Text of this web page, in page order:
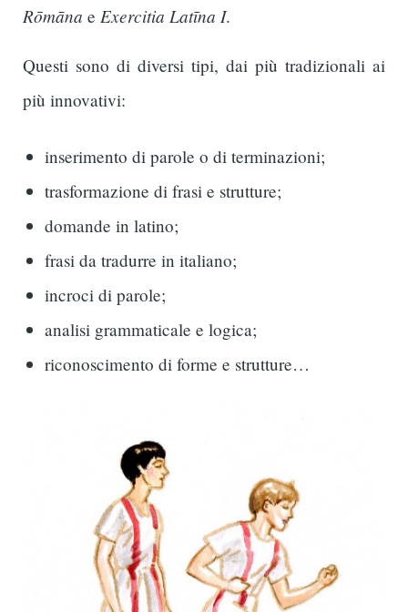
Rōmāna e Exercitia Latīna I.
Questi sono di diversi tipi, dai più tradizionali ai
più innovativi:
inserimento di parole o di terminazioni;
trasformazione di frasi e strutture;
domande in latino;
frasi da tradurre in italiano;
incroci di parole;
analisi grammaticale e logica;
riconoscimento di forme e strutture…